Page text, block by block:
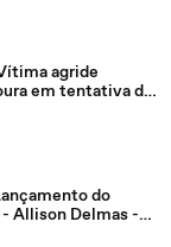
agride
em tentativa de
Estados
do
- Allison Delmas -